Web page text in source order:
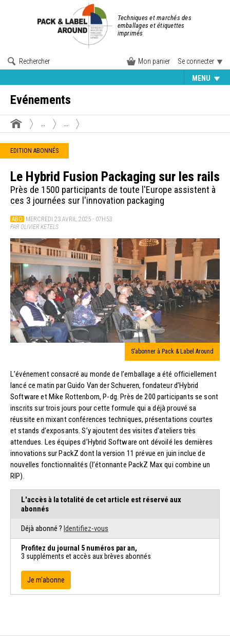
Techniques et marchés des
emballages et étiquettes
imprimés
Rechercher Mon panier Se connecter
MENU
Evénements
EDITION ABONNÉS
Le Hybrid Fusion Packaging sur les rails
Près de 1500 participants de toute l'Europe assistent à
ces 3 journées sur l'innovation packaging
ABO MERCREDI 23 AVRIL 2025 - 07H53
PAR OLIVIER KETELS
S’abonner à Pack & Label Around
L’événement consacré au monde de l’emballage a été officiellement
lancé ce matin par Guido Van der Schueren, fondateur d’Hybrid
Software et Mike Rottenborn, P-dg. Près de 200 participants se sont
inscrits sur trois jours pour cette formule qui a déjà prouvé sa
réussite en mixant conférences techniques, présentations courtes
et stands d’exposants. S’y ajoutent des visites d’ateliers très
attendues. Les équipes d’Hybrid Software ont dévoilé les dernières
innovations sur PackZ dont la version 11 prévue en juin inclue de
nouvelles fonctionnalités (l’étonnante PackZ Max qui combine un
RIP).
L'accès à la totalité de cet article est réservé aux
abonnés
Déjà abonné ? Identifiez-vous
Profitez du journal 5 numéros par an,
3 suppléments et accès aux brèves abonnés
Je m'abonne